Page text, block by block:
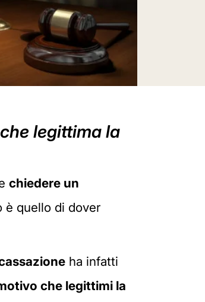
legittima la
chiedere un
è quello di dover
ha infatti
che legittimi la